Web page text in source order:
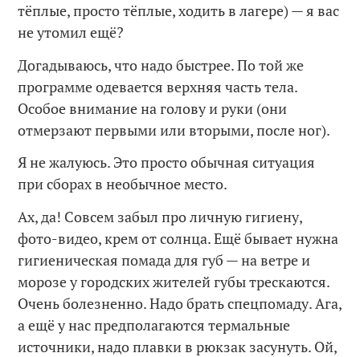
тёплые, просто тёплые, ходить в лагере) — я вас
не утомил ещё?
Догадываюсь, что надо быстрее. По той же
программе одевается верхняя часть тела.
Особое внимание на голову и руки (они
отмерзают первыми или вторыми, после ног).
Я не жалуюсь. Это просто обычная ситуация
при сборах в необычное место.
Ах, да! Совсем забыл про личную гигиену,
фото-видео, крем от солнца. Ещё бывает нужна
гигиеническая помада для губ — на ветре и
морозе у городских жителей губы трескаются.
Очень болезненно. Надо брать спецпомаду. Ага,
а ещё у нас предполагаются термальные
источники, надо плавки в рюкзак засунуть. Ой,